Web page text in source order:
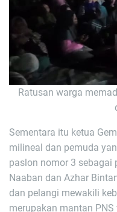
Ratusan warga
Sementara itu ketua
milineal dan pemuda
paslon nomor 3 sebagai
Naaban dan Azhar
dan pelangi mewakili
merupakan mantan